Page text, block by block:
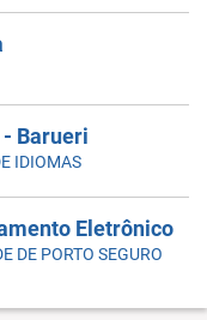
Barueri
IDIOMAS
Eletrônico
DE PORTO SEGURO